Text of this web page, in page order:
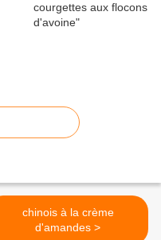
chinois à la crème
d'amandes >